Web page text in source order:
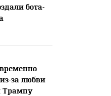
бота-
за любви
Трампу